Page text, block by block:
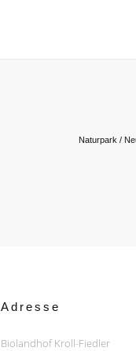
Naturpark /
Adresse
Biolandhof Kroll-Fiedler